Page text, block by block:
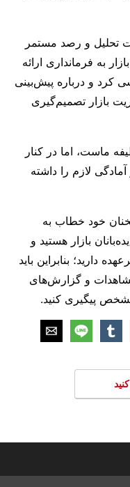
تحلیل و رصد مستمر
به فرمانداری ارائه
کرد و درباره پیش‌بینی
بازار تصمیم‌گیری
ماست، اما در کنار
لازم را داشته
خود خطاب به
بازار هستید و
دارید؛ بنابراین باید
و گزارش‌های
پیگیری کنید.